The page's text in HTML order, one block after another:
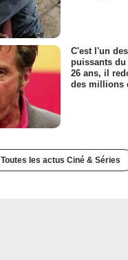
C'est l'un
puissants
26 ans, il
des millions
Toutes les actus Ciné & Séries